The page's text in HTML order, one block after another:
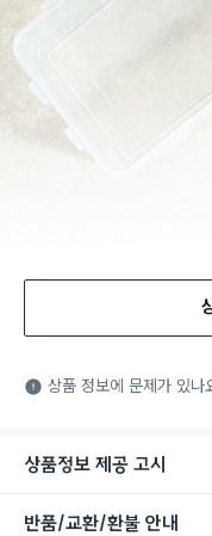
식품용 기구:
는 식품첨가물
상품 정보에 문제가 있나
상품정보 제공 고시
반품/교환/환불 안내